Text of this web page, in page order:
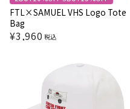
FTL×SAMUEL VHS Logo Tote
Bag
¥3,960 税込